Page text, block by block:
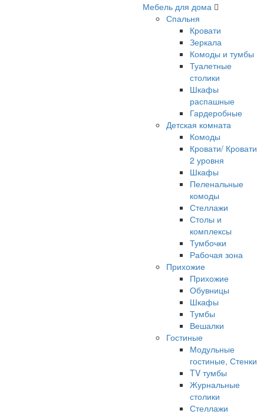
Мебель для дома
Спальня
Кровати
Зеркала
Комоды и тумбы
Туалетные
столики
Шкафы
распашные
Гардеробные
Детская комната
Комоды
Кровати/ Кровати
2 уровня
Шкафы
Пеленальные
комоды
Стеллажи
Столы и
комплексы
Тумбочки
Рабочая зона
Прихожие
Прихожие
Обувницы
Шкафы
Тумбы
Вешалки
Гостиные
Модульные
гостиные, Стенки
TV тумбы
Журнальные
столики
Стеллажи